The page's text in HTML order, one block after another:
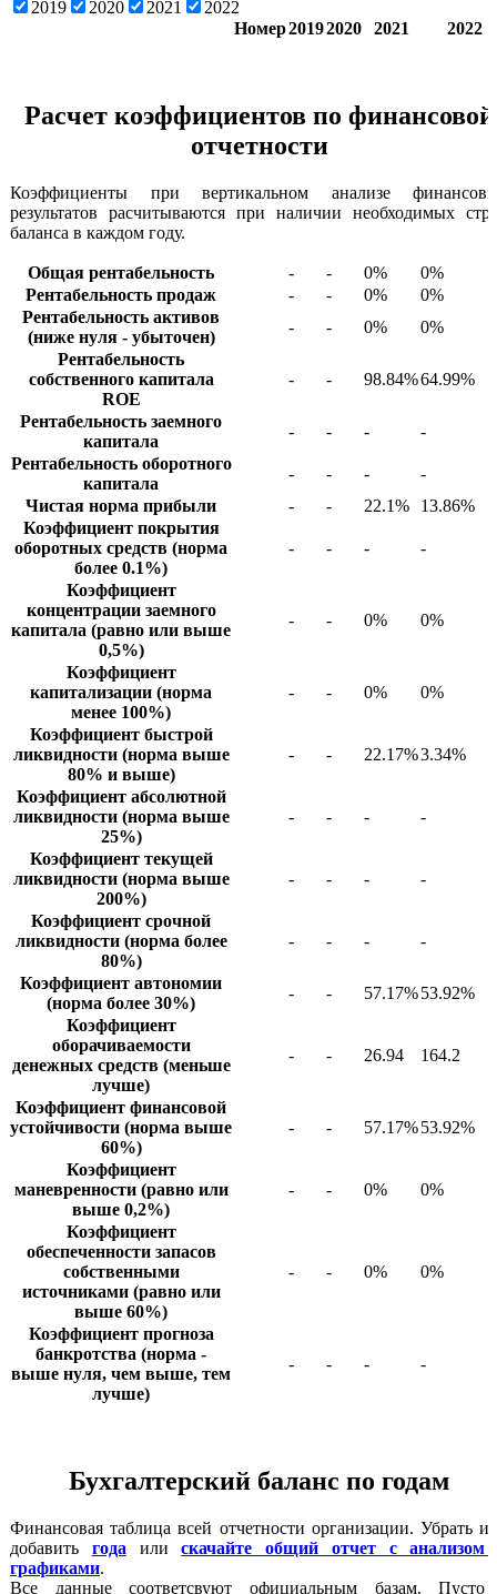
2019 2020 2021
2022
Номер20192020 2021 2022
Расчет коэффициентов по финансовой
отчетности
Коэффициенты при вертикальном анализе
результатов расчитываются при наличии необходимых
баланса в каждом году.
Общая рентабельность - - 0%
0%
Рентабельность продаж
- - 0%
0%
Рентабельность активов
(ниже нуля - убыточен)
- - 0%
0%
Рентабельность
собственного капитала
ROE
- - 98.84%64.99%
Рентабельность заемного
капитала
- - -
-
Рентабельность оборотного
капитала
- - -
-
Чистая норма прибыли
- - 22.1%
13.86%
Коэффициент покрытия
оборотных средств (норма
более 0.1%)
- - - -
Коэффициент
концентрации заемного
капитала (равно или выше
0,5%)
- - 0% 0%
Коэффициент
капитализации (норма
менее 100%)
- - 0% 0%
Коэффициент быстрой
ликвидности (норма выше
80% и выше)
- - 22.17%3.34%
Коэффициент абсолютной
ликвидности (норма выше
25%)
- - - -
Коэффициент текущей
ликвидности (норма выше
200%)
- - - -
Коэффициент срочной
ликвидности (норма более
80%)
- - - -
Коэффициент автономии
(норма более 30%)
- - 57.17%53.92%
Коэффициент
оборачиваемости
денежных средств (меньше
лучше)
- - 26.94 164.2
Коэффициент финансовой
устойчивости (норма выше
60%)
- - 57.17%53.92%
Коэффициент
маневренности (равно или
выше 0,2%)
- - 0% 0%
Коэффициент
обеспеченности запасов
собственными
источниками (равно или
выше 60%)
- - 0% 0%
Коэффициент прогноза
банкротства (норма -
выше нуля, чем выше, тем
лучше)
- - - -
Бухгалтерский баланс по годам
Финансовая таблица всей отчетности организации. Убрать
добавить года илискачайте общий отчет с анализом
графиками.
Все данные соответсвуют официальным базам.